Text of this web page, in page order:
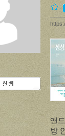
앤
방